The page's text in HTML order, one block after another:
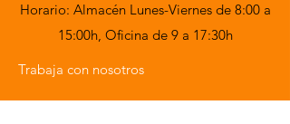
Horario: Almacén Lunes-Viernes de 8:00 a
15:00h, Oficina de 9 a 17:30h
Trabaja con nosotros